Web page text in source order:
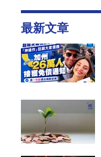
最新文章